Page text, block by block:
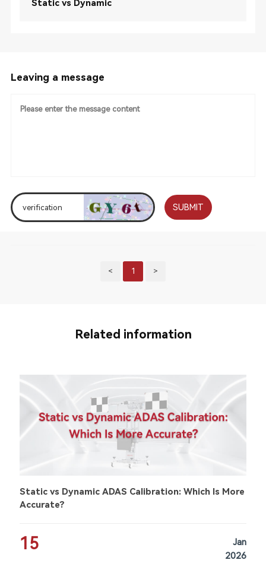
Static vs Dynamic
Leaving a message
SUBMIT
< 1 >
Related information
Static vs Dynamic ADAS Calibration: Which Is More
Accurate?
15
Jan
2026